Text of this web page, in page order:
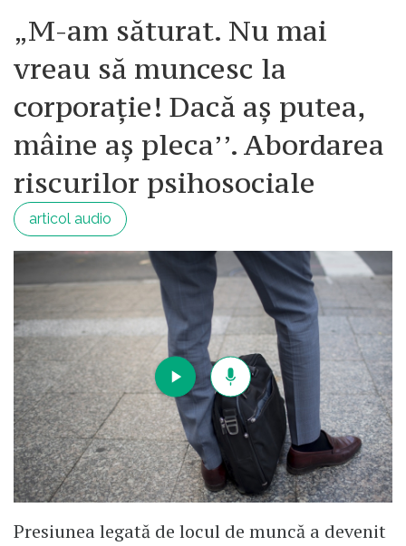
aceasta tara ca sa fie functionala. Prin urmare
eu zic sa ne rezolvam problemele
"digitalizare".
„M-am săturat. Nu mai
vreau să muncesc la
corporație! Dacă aș putea,
mâine aș pleca’’. Abordarea
riscurilor psihosociale
articol audio
Presiunea legată de locul de muncă a devenit